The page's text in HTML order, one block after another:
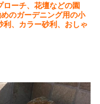
ーチ、花壇などの園
のガーデニング用の小
、カラー砂利、おしゃ